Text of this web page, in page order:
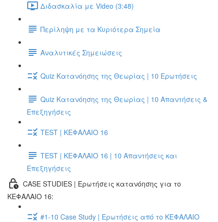
Διδασκαλία με Video (3:48)
Περίληψη με τα Κυριότερα Σημεία
Αναλυτικές Σημειώσεις
Quiz Κατανόησης της Θεωρίας | 10 Ερωτήσεις
Quiz Κατανόησης της Θεωρίας | 10 Απαντήσεις &
Επεξηγήσεις
TEST | ΚΕΦΑΛΑΙΟ 16
TEST | ΚΕΦΑΛΑΙΟ 16 | 10 Απαντήσεις και
Επεξηγήσεις
CASE STUDIES | Ερωτήσεις κατανόησης για το
ΚΕΦΑΛΑΙΟ 16:
#1-10 Case Study | Ερωτήσεις από το ΚΕΦΑΛΑΙΟ